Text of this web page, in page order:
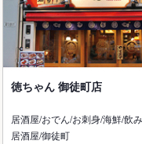
徳ちゃん 御徒町店
居酒屋/おでん/お刺身/海鮮/飲
居酒屋/御徒町